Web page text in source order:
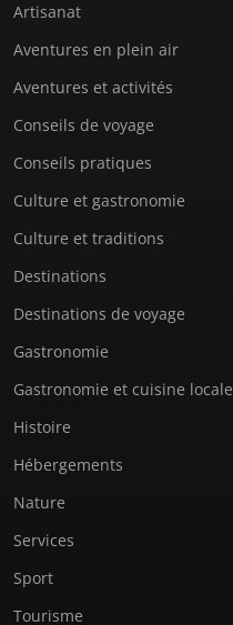
Artisanat
Aventures en plein air
Aventures et activités
Conseils de voyage
Conseils pratiques
Culture et gastronomie
Culture et traditions
Destinations
Destinations de voyage
Gastronomie
Gastronomie et cuisine locale
Histoire
Hébergements
Nature
Services
Sport
Tourisme